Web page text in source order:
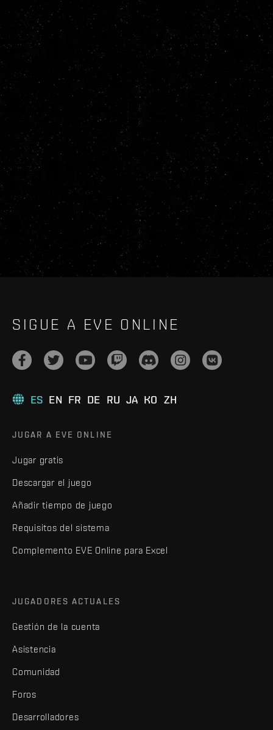
SIGUE A EVE ONLINE
ES EN FR DE RU JA KO ZH
JUGAR A EVE ONLINE
Jugar gratis
Descargar el juego
Añadir tiempo de juego
Requisitos del sistema
Complemento EVE Online para Excel
JUGADORES ACTUALES
Gestión de la cuenta
Asistencia
Comunidad
Foros
Desarrolladores